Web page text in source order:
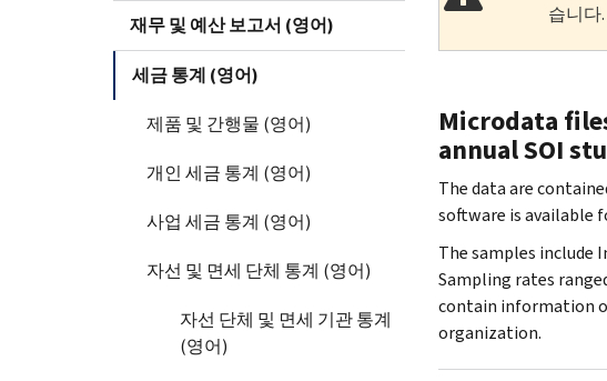
재무 및 예산 보고서 (영어)
세금 통계 (영어)
제품 및 간행물 (영어)
개인 세금 통계 (영어)
사업 세금 통계 (영어)
자선 및 면세 단체 통계 (영어)
자선 단체 및 면세 기관 통계
(영어)
습니다.
Microdata
annual SOI
The data are
software is available
The samples include
Sampling rates
contain information
organization.